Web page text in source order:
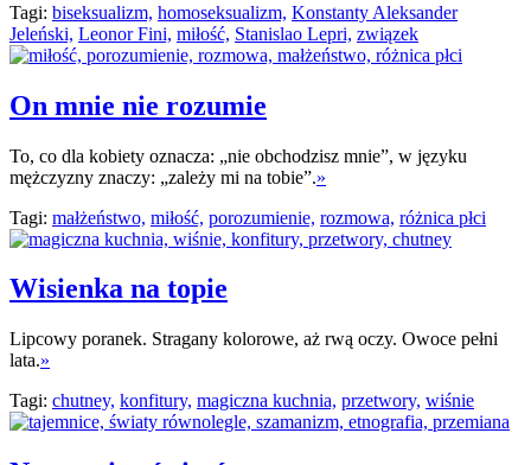
Tagi: biseksualizm, homoseksualizm, Konstanty Aleksander
Jeleński, Leonor Fini, miłość, Stanislao Lepri, związek
On mnie nie rozumie
To, co dla kobiety oznacza: „nie obchodzisz mnie”, w języku
mężczyzny znaczy: „zależy mi na tobie”.»
Tagi: małżeństwo, miłość, porozumienie, rozmowa, różnica płci
Wisienka na topie
Lipcowy poranek. Stragany kolorowe, aż rwą oczy. Owoce pełni
lata.»
Tagi: chutney, konfitury, magiczna kuchnia, przetwory, wiśnie